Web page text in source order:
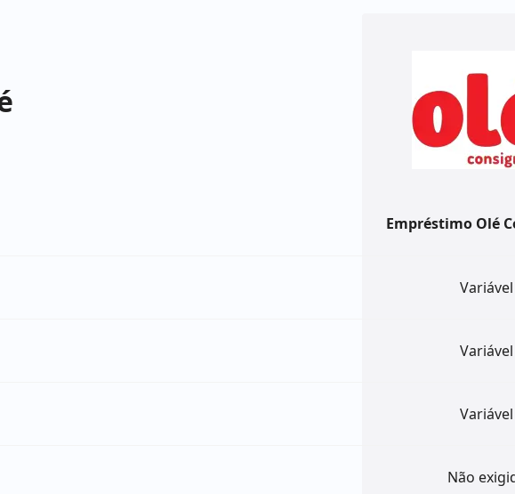
Empréstimo Olé
Variável
Variável
Variável
Não